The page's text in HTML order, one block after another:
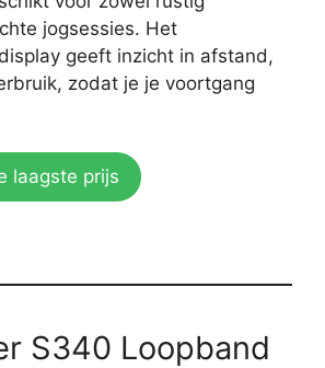
jogsessies. Het
geeft inzicht in afstand,
zodat je je voortgang
laagste prijs
S340 Loopband